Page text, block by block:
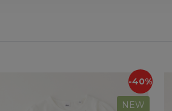
-40%
NEW